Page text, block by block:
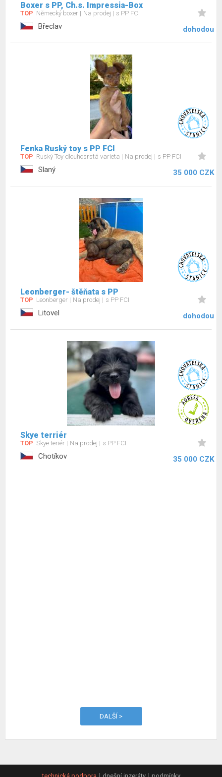
Boxer s PP, Ch.s. Impressia-Box
TOP Německý boxer Na prodej s PP FCI
Břeclav dohodou
Fenka Ruský toy s PP FCI
TOP Ruský Toy dlouhosrstá varieta Na prodej s PP FCI
Slaný 35 000 CZK
Leonberger- štěňata s PP
TOP Leonberger Na prodej s PP FCI
Litovel dohodou
Skye terriér
TOP Skye teriér Na prodej s PP FCI
Chotíkov 35 000 CZK
DALŠÍ >